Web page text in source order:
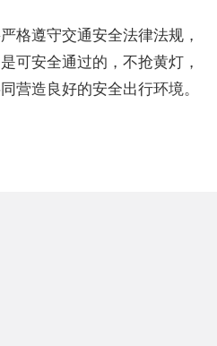
格遵守交通安全法律法规，
可安全通过的，不抢黄灯，
营造良好的安全出行环境。